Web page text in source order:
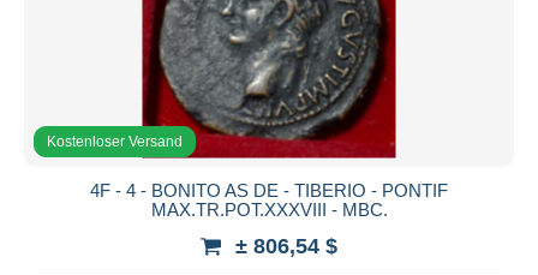
Kostenloser Versand
4F - 4 - BONITO AS DE - TIBERIO - PONTIF
MAX.TR.POT.XXXVIII - MBC.
± 806,54 $